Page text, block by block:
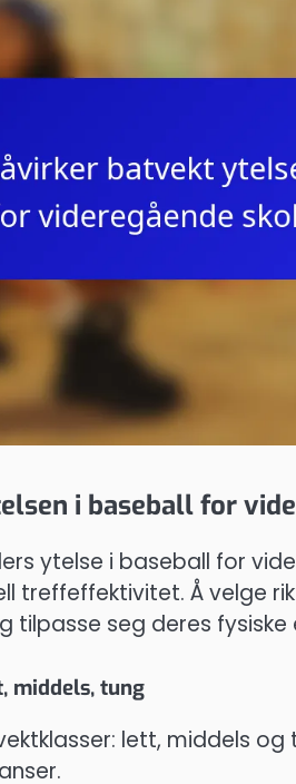
i baseball for
ytelse i baseball for
treffeffektivitet. Å velge
tilpasse seg deres fysiske
middels, tung
lett, middels og